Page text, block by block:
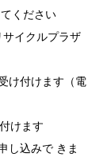
ください
イクルプラザ
け付けます（電
けます
し込みで きま